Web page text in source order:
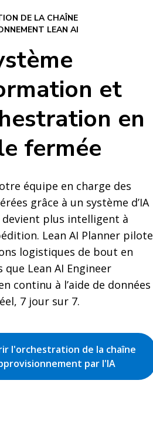
DE LA CHAÎNE
LEAN AI
et
en
fermée
équipe en charge des
grâce à un système d’IA
plus intelligent à
Lean AI Planner pilote
logistiques de bout en
Lean AI Engineer
continu à l’aide de données
7 jour sur 7.
l'orchestration de la chaîne
par l'IA